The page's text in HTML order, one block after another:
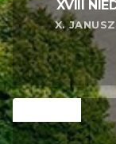
XVIII
X.